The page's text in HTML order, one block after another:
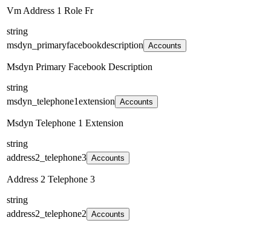
Vm Address 1 Role Fr
string
msdyn_primaryfacebookdescription Accounts
Msdyn Primary Facebook Description
string
msdyn_telephone1extension Accounts
Msdyn Telephone 1 Extension
string
address2_telephone3 Accounts
Address 2 Telephone 3
string
address2_telephone2 Accounts